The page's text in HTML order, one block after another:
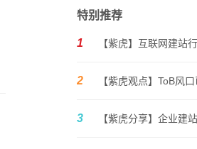
特别推荐
1 【紫虎】互联网建站
2
3